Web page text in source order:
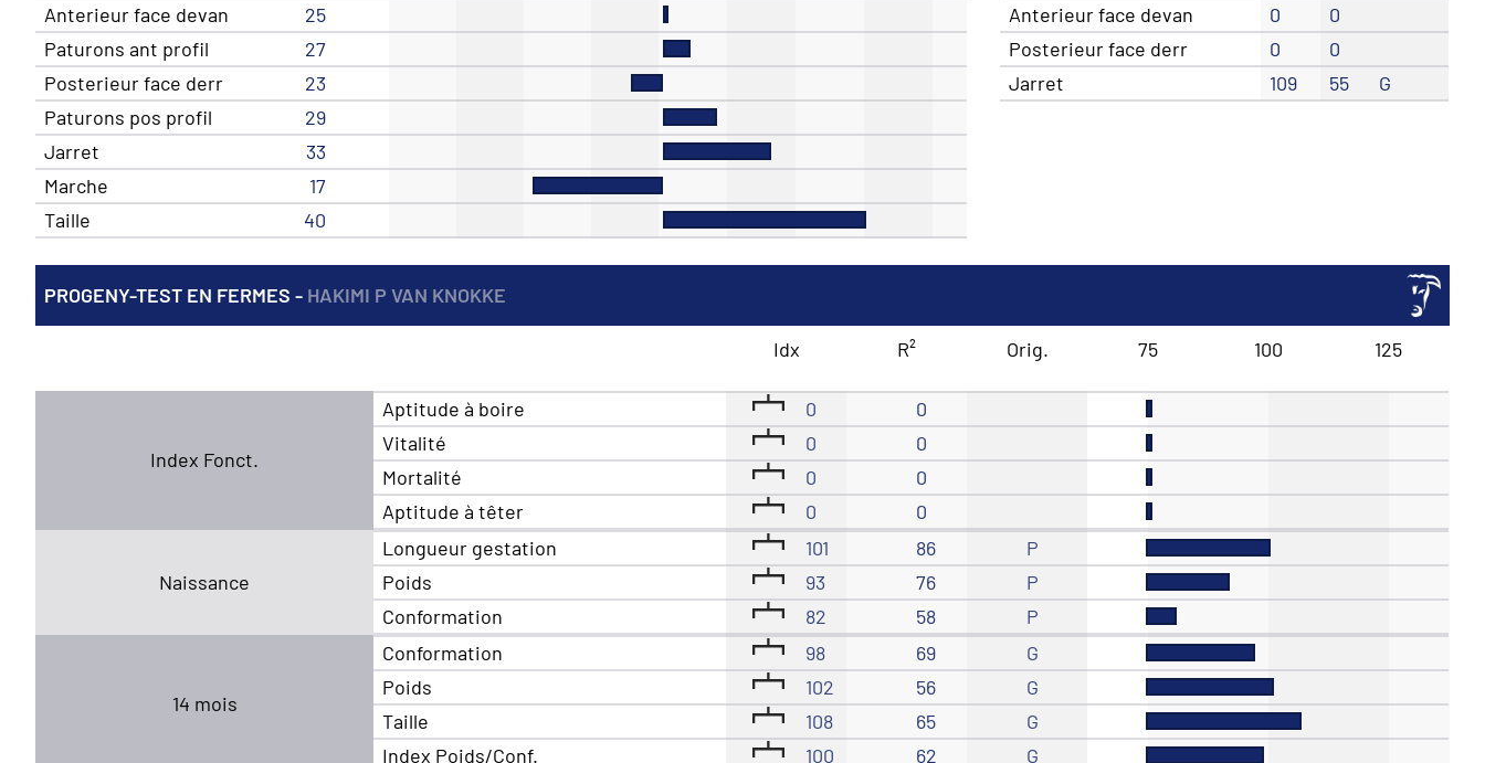
Anterieur face devan
25
Paturons ant profil
27
Posterieur face derr
23
Paturons pos profil
29
Jarret
33
Marche
17
Taille
40
Anterieur face devan
0
0
Posterieur face derr
0
0
Jarret
109 55 G
PROGENY-TEST EN FERMES - HAKIMI P VAN KNOKKE
Idx R² Orig. 75 100 125
Index Fonct.
Aptitude à boire 0
0
Vitalité
0
0
Mortalité
0
0
Aptitude à têter
0 0
Naissance
Longueur gestation 101 86
P
Poids
93 76
P
Conformation
82 58 P
14 mois
Conformation 98 69
G
Poids
102 56
G
Taille
108 65
G
Index Poids/Conf.
100 62 G